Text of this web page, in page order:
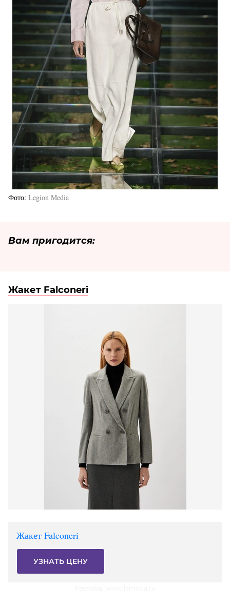
Фото Legion Media
Вам пригодится:
Жакет Falconeri
Жакет Falconeri
УЗНАТЬ ЦЕНУ